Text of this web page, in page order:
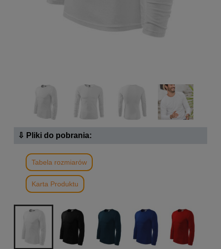
⇩ Pliki do pobrania:
Tabela rozmiarów
Karta Produktu